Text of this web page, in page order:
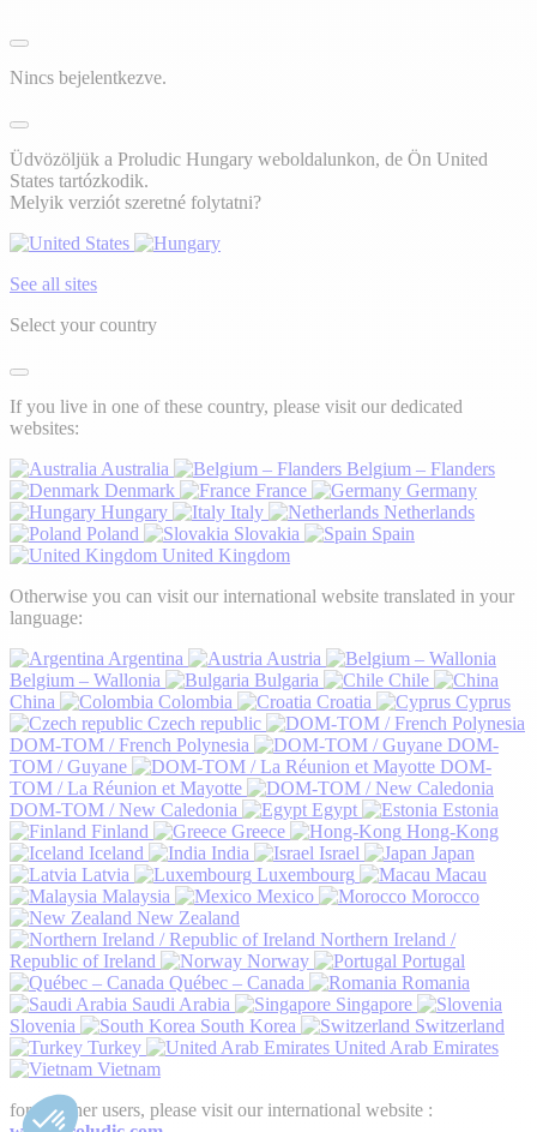
Nincs bejelentkezve.
Üdvözöljük a Proludic Hungary weboldalunkon, de Ön United
States tartózkodik.
Melyik verziót szeretné folytatni?
See all sites
Select your country
If you live in one of these country, please visit our dedicated
websites:
Australia
Belgium – Flanders
Denmark
France
Germany
Hungary
Italy
Netherlands
Poland
Slovakia
Spain
United Kingdom
Otherwise you can visit our international website translated in your
language:
Argentina
Austria
Belgium – Wallonia
Bulgaria
Chile
China
Colombia Croatia
Cyprus
Czech republic
DOM-TOM / French Polynesia
DOM-
TOM / Guyane
DOM-
TOM / La Réunion et Mayotte
DOM-TOM / New Caledonia
Egypt
Estonia
Finland
Greece
Hong-Kong
Iceland
India Israel
Japan
Latvia
Luxembourg
Macau
Malaysia
Mexico
Morocco
New Zealand
Northern Ireland /
Republic of Ireland
Norway
Portugal
Québec – Canada
Romania
Saudi Arabia
Singapore
Slovenia
South Korea
Switzerland
Turkey
United Arab Emirates
Vietnam
for all other users, please visit our international website :